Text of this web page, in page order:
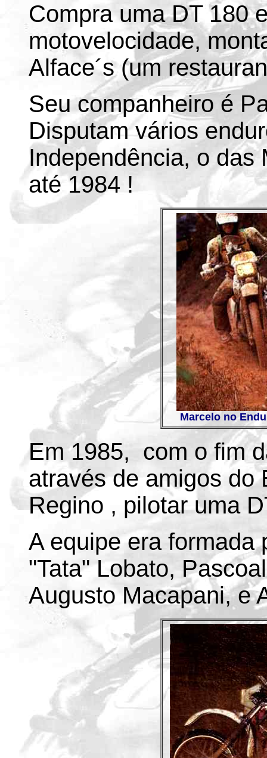
Compra uma DT 180
motovelocidade,
Alface´s (um
Seu companheiro é
Disputam vários
Independência, o das
até 1984 !
Marcelo no
Em 1985, com o fim
através de amigos
Regino , pilotar uma
A equipe era formada
"Tata" Lobato,
Augusto Macapani, e